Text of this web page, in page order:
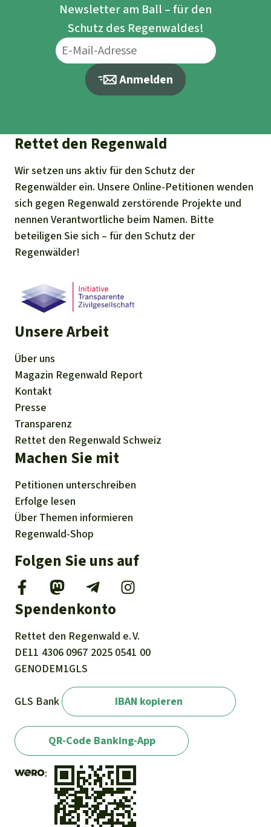
Newsletter am Ball – für den
Schutz des Regenwaldes!
Anmelden
Rettet den Regenwald
Wir setzen uns aktiv für den Schutz der
Regenwälder ein. Unsere Online-Petitionen wenden
sich gegen Regenwald zerstörende Projekte und
nennen Verantwortliche beim Namen. Bitte
beteiligen Sie sich – für den Schutz der
Regenwälder!
Unsere Arbeit
Über uns
Magazin Regenwald Report
Kontakt
Presse
Transparenz
Rettet den Regenwald Schweiz
Machen Sie mit
Petitionen unterschreiben
Erfolge lesen
Über Themen informieren
Regenwald-Shop
Folgen Sie uns auf
Spendenkonto
Rettet den Regenwald e. V.
DE11 4306 0967 2025 0541 00
GENODEM1GLS
GLS Bank IBAN kopieren
QR-Code Banking-App